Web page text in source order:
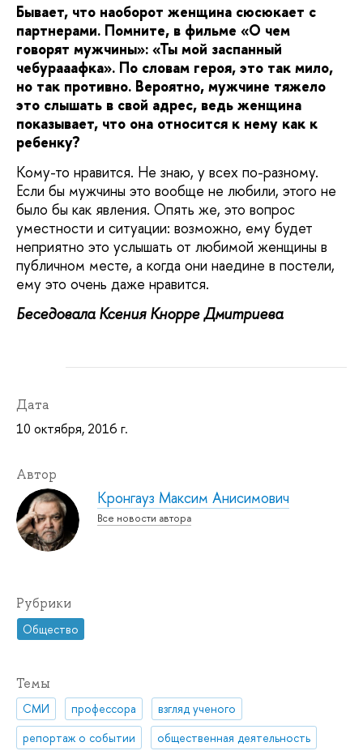
Бывает, что наоборот женщина сюсюкает с
партнерами. Помните, в фильме «О чем
говорят мужчины»: «Ты мой заспанный
чебурааафка». По словам героя, это так мило,
но так противно. Вероятно, мужчине тяжело
это слышать в свой адрес, ведь женщина
показывает, что она относится к нему как к
ребенку?
Кому-то нравится. Не знаю, у всех по-разному.
Если бы мужчины это вообще не любили, этого не
было бы как явления. Опять же, это вопрос
уместности и ситуации: возможно, ему будет
неприятно это услышать от любимой женщины в
публичном месте, а когда они наедине в постели,
ему это очень даже нравится.
Беседовала Ксения Кнорре Дмитриева
Дата
10 октября, 2016 г.
Автор
Кронгауз Максим Анисимович
Все новости автора
Рубрики
Общество
Темы
СМИ профессора
взгляд ученого
репортаж о событии
общественная деятельность